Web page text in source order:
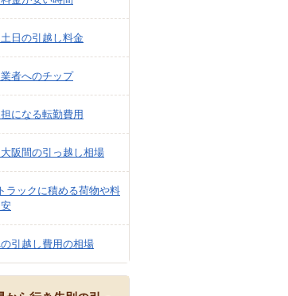
日の引越し料金
者へのチップ
になる転勤費用
阪間の引っ越し相場
ラックに積める荷物や料
引越し費用の相場